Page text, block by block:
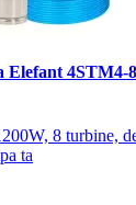
Elefant 4STM4-8
8 turbine,
ta